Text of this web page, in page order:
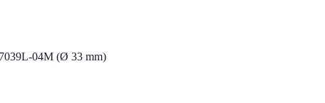
04M (Ø 33 mm)